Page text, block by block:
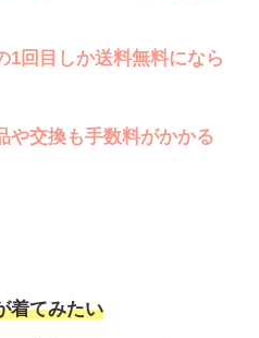
1回目しか送料無料になら
や交換も手数料がかかる
着てみたい